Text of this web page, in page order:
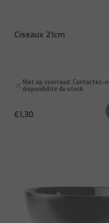
Ciseaux 21cm
Niet op voorraad: Contactez-
disponibilité du stock
€1,30